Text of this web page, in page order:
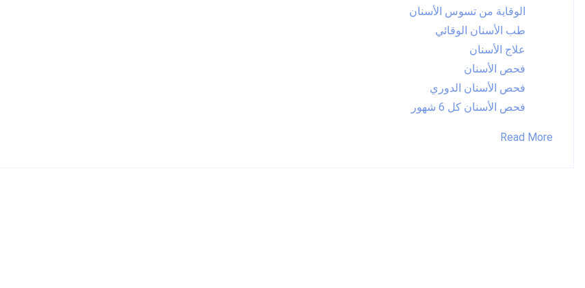
الوقاية من تسوس الأسنان
طب الأسنان الوقائي
علاج الأسنان
فحص الأسنان
فحص الأسنان الدوري
فحص الأسنان كل 6 شهور
Read More